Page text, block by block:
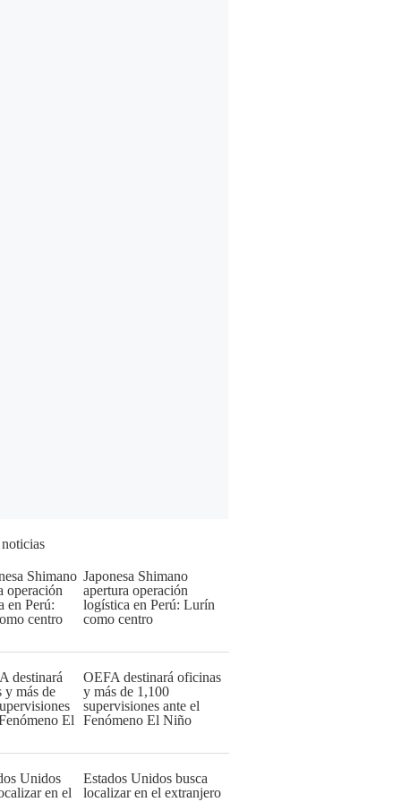
Japonesa Shimano
apertura operación
logística en Perú: Lurín
como centro
OEFA destinará oficinas
y más de 1,100
supervisiones ante el
Fenómeno El Niño
Estados Unidos busca
localizar en el extranjero